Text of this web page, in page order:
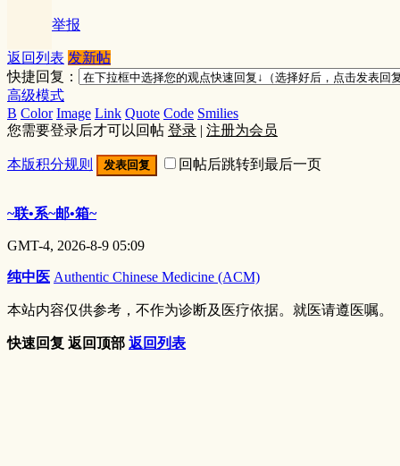
举报
返回列表 发新帖
快捷回复：
高级模式
B Color Image Link Quote Code Smilies
您需要登录后才可以回帖 登录 | 注册为会员
本版积分规则 发表回复 回帖后跳转到最后一页
~联•系~邮•箱~
GMT-4, 2026-8-9 05:09
纯中医 Authentic Chinese Medicine (ACM)
本站内容仅供参考，不作为诊断及医疗依据。就医请遵医嘱。
快速回复 返回顶部 返回列表